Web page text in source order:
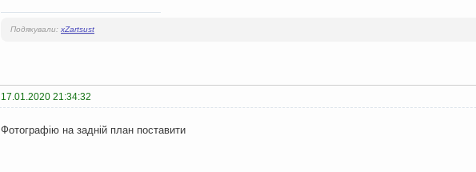
Подякували: xZartsust
17.01.2020 21:34:32
Фотографію на задній план поставити